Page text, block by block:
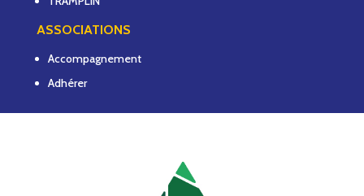
ASSOCIATIONS
Accompagnement
Adhérer